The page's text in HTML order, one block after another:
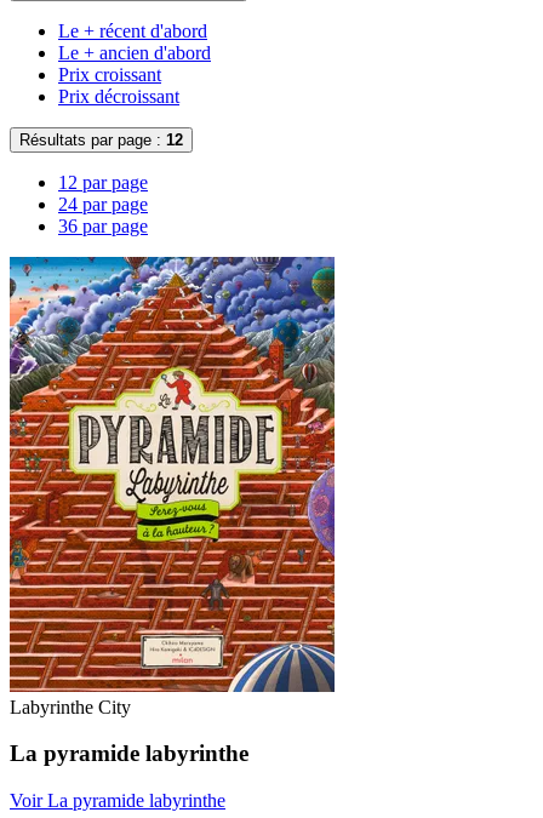
Le + récent d'abord
Le + ancien d'abord
Prix croissant
Prix décroissant
Résultats par page : 12
12 par page
24 par page
36 par page
Labyrinthe City
La pyramide labyrinthe
Voir La pyramide labyrinthe